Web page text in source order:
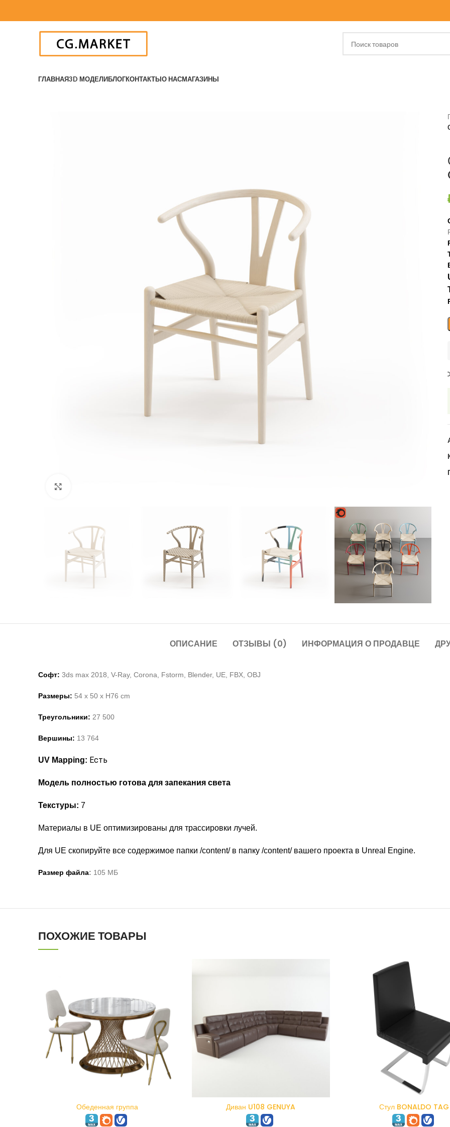
ГЛАВНАЯ3D МОДЕЛИБЛОГКОНТАКТЫО НАСМАГАЗИНЫ
ОПИСАНИЕ ОТЗЫВЫ (0) ИНФОРМАЦИЯ О ПРОДАВЦЕ
Софт: 3ds max 2018, V-Ray, Corona, Fstorm, Blender, UE, FBX, OBJ
Размеры: 54 x 50 x H76 cm
Треугольники: 27 500
Вершины: 13 764
UV Mapping: Есть
Модель полностью готова для запекания света
Текстуры: 7
Материалы в UE оптимизированы для трассировки лучей.
Для UE скопируйте все содержимое папки /content/ в папку /content/ вашего проекта в Unreal Engine.
Размер файла: 105 МБ
ПОХОЖИЕ ТОВАРЫ
Обеденная группа В КОРЗИНУ
Диван U108 GENUYA В КОРЗИНУ
Стул BONALDO TAG